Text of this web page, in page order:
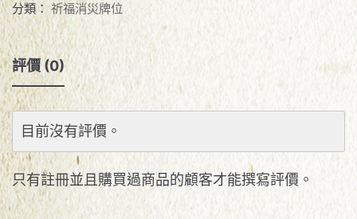
分類：祈福消災牌位
評價 (0)
目前沒有評價。
只有註冊並且購買過商品的顧客才能撰寫評價。